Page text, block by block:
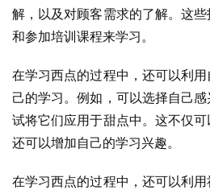
解，以及对顾客需求的了解。这
和参加培训课程来学习。
在学习西点的过程中，还可以利
己的学习。例如，可以选择自己
试将它们应用于甜点中。这不仅可
还可以增加自己的学习兴趣。
在学习西点的过程中，还可以利